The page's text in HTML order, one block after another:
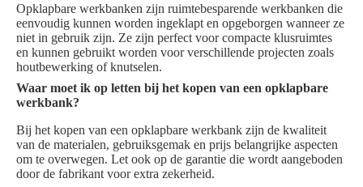
Opklapbare werkbanken zijn ruimtebesparende werkbanken die
eenvoudig kunnen worden ingeklapt en opgeborgen wanneer ze
niet in gebruik zijn. Ze zijn perfect voor compacte klusruimtes
en kunnen gebruikt worden voor verschillende projecten zoals
houtbewerking of knutselen.
Waar moet ik op letten bij het kopen van een opklapbare
werkbank?
Bij het kopen van een opklapbare werkbank zijn de kwaliteit
van de materialen, gebruiksgemak en prijs belangrijke aspecten
om te overwegen. Let ook op de garantie die wordt aangeboden
door de fabrikant voor extra zekerheid.